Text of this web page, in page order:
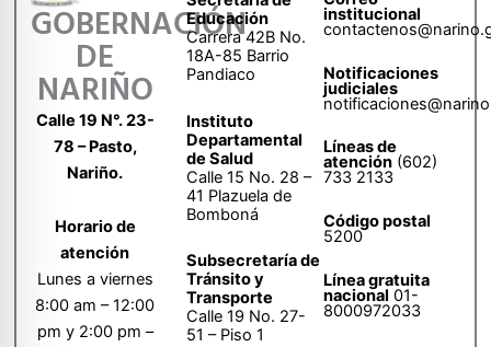
GOBERNACIÓN
DE
NARIÑO
Calle 19 N°. 23-
78 – Pasto,
Nariño.
Horario de
atención
Lunes a viernes
8:00 am – 12:00
pm y 2:00 pm –
Educación
Carrera 42B No.
18A-85 Barrio
Pandiaco
Instituto
Departamental
de Salud
Calle 15 No. 28 –
41 Plazuela de
Bomboná
Subsecretaría de
Tránsito y
Transporte
Calle 19 No. 27-
51 – Piso 1
institucional
Notificaciones
judiciales
Líneas de
atención (602)
733 2133
Código postal
5200
Línea gratuita
nacional 01-
8000972033